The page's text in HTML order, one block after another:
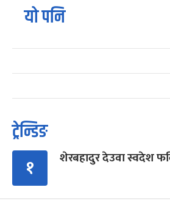
यो पनि
ट्रेन्डिङ
१ शेरबहादुर देउवा स्वदेश